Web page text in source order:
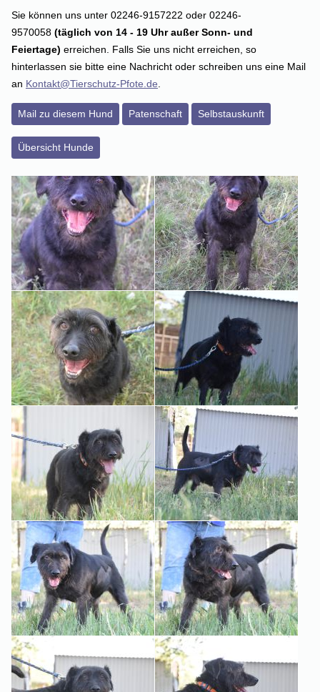
Sie können uns unter 02246-9157222 oder 02246-
9570058 (täglich von 14 - 19 Uhr außer Sonn- und
Feiertage) erreichen. Falls Sie uns nicht erreichen, so
hinterlassen sie bitte eine Nachricht oder schreiben uns eine Mail
an Kontakt@Tierschutz-Pfote.de
Mail zu diesem Hund Patenschaft Selbstauskunft
Übersicht Hunde